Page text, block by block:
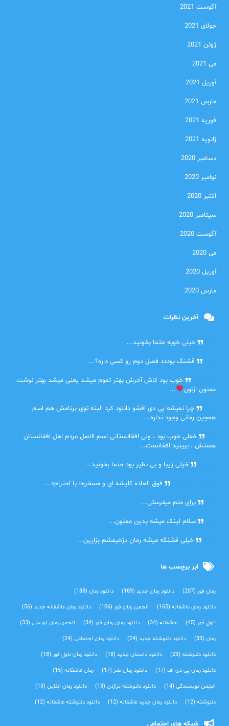
آگوست 2021
جولای 2021
ژوئن 2021
می 2021
آوریل 2021
مارس 2021
فوریه 2021
ژانویه 2021
دسامبر 2020
نوامبر 2020
اکتبر 2020
سپتامبر 2020
آگوست 2020
می 2020
آوریل 2020
مارس 2020
آخرین نظرات
خیلی خوبه حتما بخونید...
قشنگ بوددد فصل دوم رو کسی داره؟...
خوب بود کاش آخرش بهتر تموم میشد یعنی میشد بهتر نوشت
ممنون ازتون
...
چرا نمیشه پی دی افشو دانلود کرد البته توی برنامش هم اسم
همچین رمانی وجود نداره...
خعلی خوب بود ، ولی افغانستانی اسم الاصل مردم اهل افغانستان
هستش . ببینید افغانست...
خیلی زیبا و بی نظیر بود حتما بخونید...
فوق العاده کلیشه ای و مسخره« با احترام»...
برای منم میفرستی...
سلام لینک میشه بدین ممنون...
خیلی قشنگه میشه رمان دژخیمشم بزارین...
ابر برچسب ها
رمان فور(207) دانلود رمان جدید(189) دانلود رمان(188)
دانلود رمان عاشقانه(165) انجمن رمان فور(106) دانلود رمان عاشقانه جدید(56)
ناول فور(45) عاشقانه(34) دانلود رمان رمان فور(34) انجمن رمان نویسی(33)
رمان(33) دانلود دلنوشته جدید(24) دانلود رمان اجتماعی‌(24)
دانلود دلنوشته(23) دانلود داستان جدید(18) دانلود رمان ناول فور(18)
دانلود رمان پی دی اف(17) دانلود رمان طنز(17) رمان عاشقانه(15)
انجمن نویسندگی(14) دانلود دلنوشته تراژدی‌(13) دانلود رمان انلاین(13)
دلنوشته(12) دانلود رمان جدید عاشقانه(12) دانلود دلنوشته عاشقانه(12)
شبکه های اجتماعی